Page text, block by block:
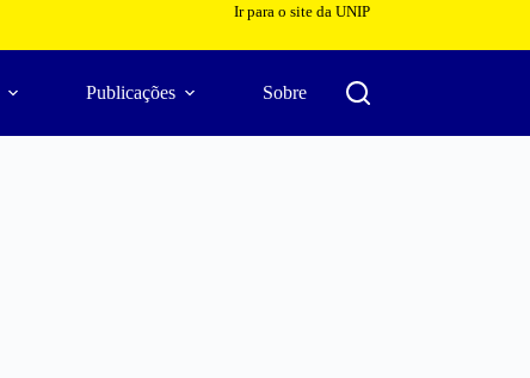
Ir para o site da UNIP
Publicações Sobre